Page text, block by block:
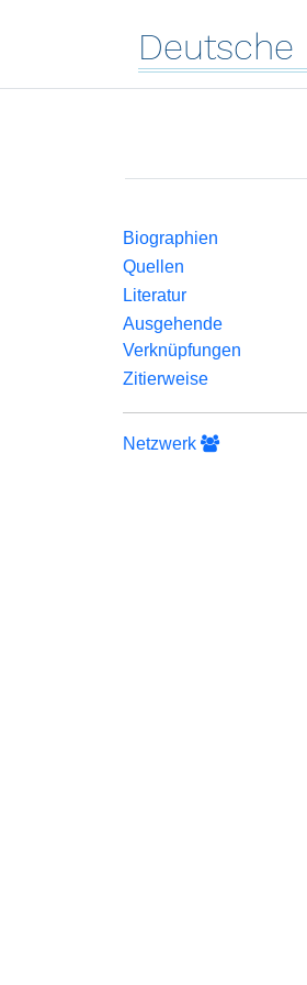
Deutsche
Biographien
Quellen
Literatur
Ausgehende
Verknüpfungen
Zitierweise
Netzwerk